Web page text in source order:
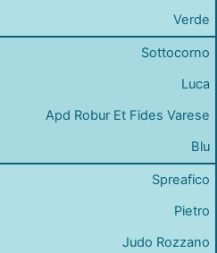
Verde
Sottocorno
Luca
Apd Robur Et Fides Varese
Blu
Spreafico
Pietro
Judo Rozzano